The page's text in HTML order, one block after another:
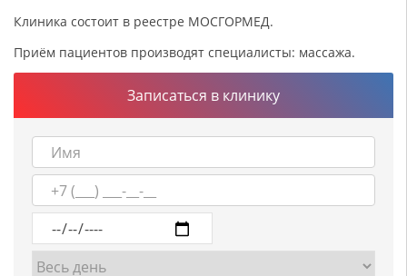
Клиника состоит в реестре МОСГОРМЕД.
Приём пациентов производят специалисты: массажа.
Записаться в клинику